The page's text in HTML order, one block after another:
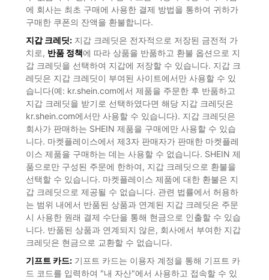
에 회사는 최초 구매에 사용한 결제 방법을 통하여 귀하가
구매한 쿠폰의 잔액을 환불합니다.
지갑 크레딧:지갑 크레딧은 전자적으로 저장된 금전적 가
치로, 반품 정책에 따라 상품을 반품하고 환불 옵션으로 지
갑 크레딧을 선택하여 지갑에 저장할 수 있습니다. 지갑 크
레딧은 지갑 크레딧이 부여된 사이트에서만 사용할 수 있
습니다(예: kr.shein.com에서 제품을 주문한 후 반품하고
지갑 크레딧을 받기로 선택하였다면 해당 지갑 크레딧은
kr.shein.com에서만 사용할 수 있습니다). 지갑 크레딧은
회사가 판매하는 SHEIN 제품을 구매에만 사용할 수 있습
니다. 마켓플레이스에서 제3자 판매자가 판매한 마켓플레
이스 제품을 구매하는 데는 사용할 수 없습니다. SHEIN 제
품으로만 구성된 주문에 한하여, 지갑 크레딧으로 환불을
선택할 수 있습니다. 마켓플레이스 제품에 대한 환불은 지
갑 크레딧으로 제공될 수 없습니다. 관련 법률에서 허용하
는 범위 내에서 반품된 상품과 연계된 지갑 크레딧은 주문
시 사용한 원래 결제 수단을 통해 현금으로 인출할 수 있습
니다. 반품된 상품과 연계되지 않은, 회사에서 부여한 지갑
크레딧은 현금으로 교환할 수 없습니다.
기프트 카드:기프트 카드는 이용자 계정을 통해 기프트 카
드 코드를 입력하여 "내 자산"에서 사용하고 접속할 수 있